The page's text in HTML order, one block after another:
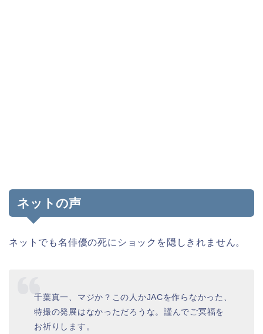
ネットの声
ネットでも名俳優の死にショックを隠しきれません。
千葉真一、マジか？この人かJACを作らなかった、
特撮の発展はなかっただろうな。謹んでご冥福を
お祈りします。